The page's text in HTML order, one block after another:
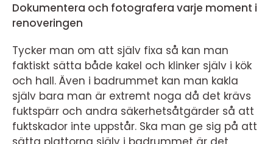
Dokumentera och fotografera varje moment i
renoveringen
Tycker man om att själv fixa så kan man
faktiskt sätta både kakel och klinker själv i kök
och hall. Även i badrummet kan man kakla
själv bara man är extremt noga då det krävs
fuktspärr och andra säkerhetsåtgärder så att
fuktskador inte uppstår. Ska man ge sig på att